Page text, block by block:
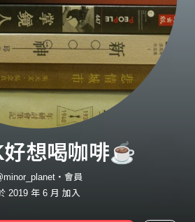
想喝咖啡☕️
・會員
2019 年 6 月 加入